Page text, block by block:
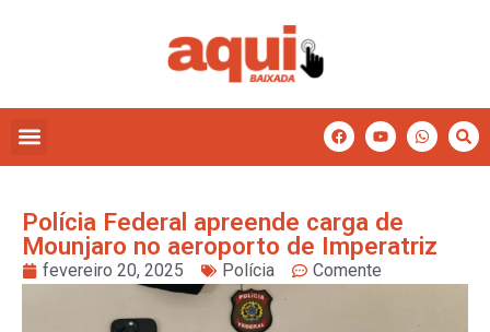
Polícia Federal apreende carga de
Mounjaro no aeroporto de Imperatriz
fevereiro 20, 2025 Polícia Comente